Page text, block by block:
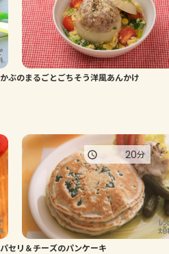
かぶのまるごとごちそう洋風あんかけ
パセリ＆チーズのパンケーキ
20分